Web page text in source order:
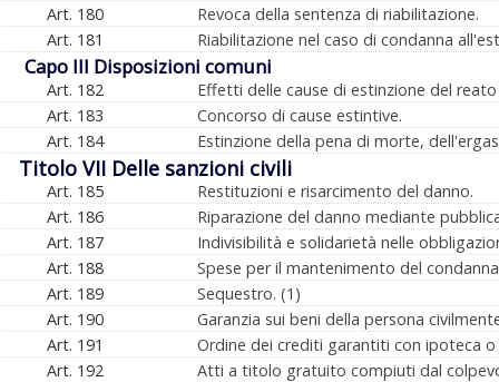
Art. 180
Revoca della sentenza di riabilitazione.
Art. 181
Riabilitazione nel caso di condanna
Capo III Disposizioni comuni
Art. 182
Effetti delle cause di estinzione del
Art. 183
Concorso di cause estintive.
Art. 184
Estinzione della pena di morte,
Titolo VII Delle sanzioni civili
Art. 185
Restituzioni e risarcimento del danno.
Art. 186
Riparazione del danno mediante
Art. 187
Indivisibilità e solidarietà nelle
Art. 188
Spese per il mantenimento del
Art. 189
Sequestro. (1)
Art. 190
Garanzia sui beni della persona
Art. 191
Ordine dei crediti garantiti con ipoteca
Art. 192
Atti a titolo gratuito compiuti dal